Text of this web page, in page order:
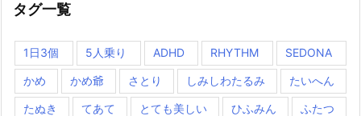
タグ一覧
1日3個 5人乗り ADHD RHYTHM SEDONA
かめ かめ爺 さとり しみしわたるみ たいへん
たぬき てあて とても美しい ひふみん ふたつ